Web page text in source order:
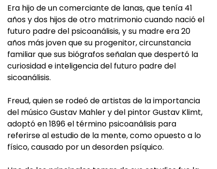
Era hijo de un comerciante de lanas, que tenía 41
años y dos hijos de otro matrimonio cuando nació el
futuro padre del psicoanálisis, y su madre era 20
años más joven que su progenitor, circunstancia
familiar que sus biógrafos señalan que despertó la
curiosidad e inteligencia del futuro padre del
sicoanálisis.
Freud, quien se rodeó de artistas de la importancia
del músico Gustav Mahler y del pintor Gustav Klimt,
adoptó en 1896 el término psicoanálisis para
referirse al estudio de la mente, como opuesto a lo
físico, causado por un desorden psíquico.